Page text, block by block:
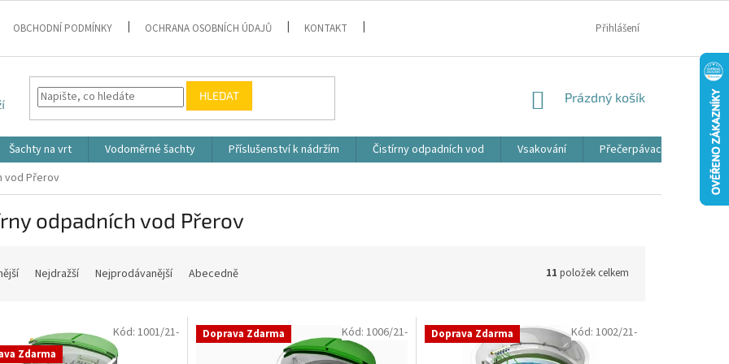
OBCHODNÍ PODMÍNKY OCHRANA OSOBNÍCH ÚDAJŮ KONTAKT Přihlášení
HLEDAT
NÁKUPNÍ
Prázdný košík
Šachty na vrt Vodoměrné šachty Příslušenství k nádržím Čistírny odpadních vod Vsakování Přečerpávací jímky
vod Přerov
odpadních vod Přerov
Nejdražší Nejprodávanější Abecedně 11 položek celkem
Zdarma
Kód: 1001/21- Doprava Zdarma Kód: 1006/21- Doprava Zdarma Kód: 1002/21-